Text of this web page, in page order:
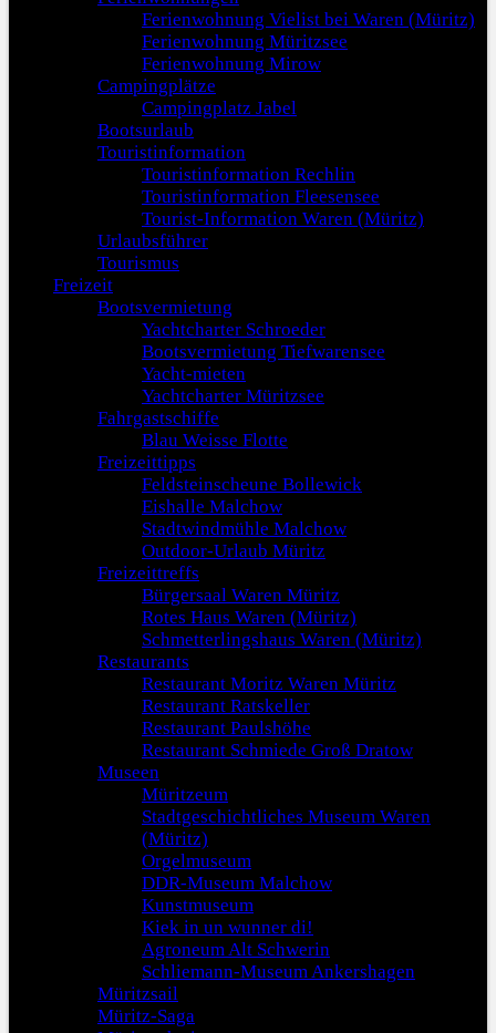
Ferienwohnung Vielist bei Waren (Müritz)
Ferienwohnung Müritzsee
Ferienwohnung Mirow
Campingplätze
Campingplatz Jabel
Bootsurlaub
Touristinformation
Touristinformation Rechlin
Touristinformation Fleesensee
Tourist-Information Waren (Müritz)
Urlaubsführer
Tourismus
Freizeit
Bootsvermietung
Yachtcharter Schroeder
Bootsvermietung Tiefwarensee
Yacht-mieten
Yachtcharter Müritzsee
Fahrgastschiffe
Blau Weisse Flotte
Freizeittipps
Feldsteinscheune Bollewick
Eishalle Malchow
Stadtwindmühle Malchow
Outdoor-Urlaub Müritz
Freizeittreffs
Bürgersaal Waren Müritz
Rotes Haus Waren (Müritz)
Schmetterlingshaus Waren (Müritz)
Restaurants
Restaurant Moritz Waren Müritz
Restaurant Ratskeller
Restaurant Paulshöhe
Restaurant Schmiede Groß Dratow
Museen
Müritzeum
Stadtgeschichtliches Museum Waren
(Müritz)
Orgelmuseum
DDR-Museum Malchow
Kunstmuseum
Kiek in un wunner di!
Agroneum Alt Schwerin
Schliemann-Museum Ankershagen
Müritzsail
Müritz-Saga